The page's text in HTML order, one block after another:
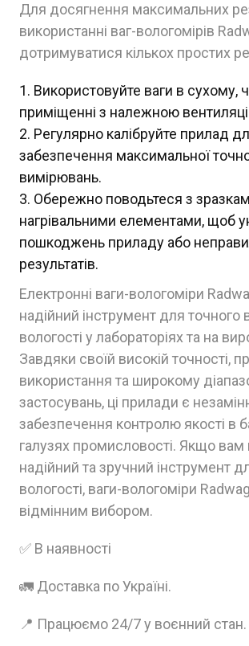
Для досягнення максимальних
використанні ваг-вологомірів
дотримуватися кількох простих
Використовуйте ваги в сухому,
приміщенні з належною
Регулярно калібруйте прилад
забезпечення максимальної
вимірювань.
Обережно поводьтеся з
нагрівальними елементами, щоб
пошкоджень приладу або
результатів.
Електронні ваги-вологоміри
надійний інструмент для точного
вологості у лабораторіях та на
Завдяки своїй високій точності,
використання та широкому
застосувань, ці прилади є
забезпечення контролю якості в
галузях промисловості. Якщо вам
надійний та зручний інструмент
вологості, ваги-вологоміри
відмінним вибором.
✅ В наявності
🚛 Доставка по Україні.
📍 Працюємо 24/7 у воєнний стан.